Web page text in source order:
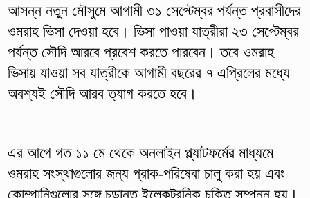
আসন্ন নতুন মৌসুমে আগামী ৩১ সেপ্টেম্বর পর্যন্ত প্রবাসীদের
ওমরাহ ভিসা দেওয়া হবে। ভিসা পাওয়া যাত্রীরা ২৩ সেপ্টেম্বর
পর্যন্ত সৌদি আরবে প্রবেশ করতে পারবেন। তবে ওমরাহ
ভিসায় যাওয়া সব যাত্রীকে আগামী বছরের ৭ এপ্রিলের মধ্যে
অবশ্যই সৌদি আরব ত্যাগ করতে হবে।
এর আগে গত ১১ মে থেকে অনলাইন প্ল্যাটফর্মের মাধ্যমে
ওমরাহ সংস্থাগুলোর জন্য প্রাক-পরিষেবা চালু করা হয় এবং
কোম্পানিগুলোর সঙ্গে চূড়ান্ত ইলেকট্রনিক চুক্তি সম্পন্ন হয়।